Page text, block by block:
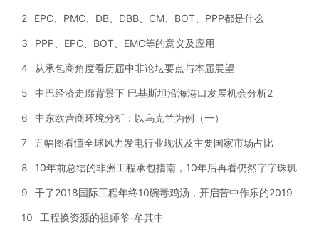
2 EPC、PMC、DB、DBB、CM、BOT、PPP都是什么
3 PPP、EPC、BOT、EMC等的意义及应用
4 从承包商角度看历届中非论坛要点与本届展望
5 中巴经济走廊背景下 巴基斯坦沿海港口发展机会分析2
6 中东欧营商环境分析：以乌克兰为例（一）
7 五幅图看懂全球风力发电行业现状及主要国家市场占比
8 10年前总结的非洲工程承包指南，10年后再看仍然字字珠玑
9 干了2018国际工程年终10碗毒鸡汤，开启苦中作乐的2019
10 工程换资源的祖师爷-牟其中